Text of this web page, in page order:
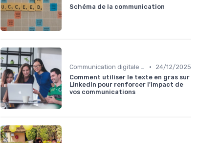
Schéma de la communication
Communication digitale & omnicanale •
24/12/2025
Comment utiliser le texte en gras sur
LinkedIn pour renforcer l'impact de
vos communications